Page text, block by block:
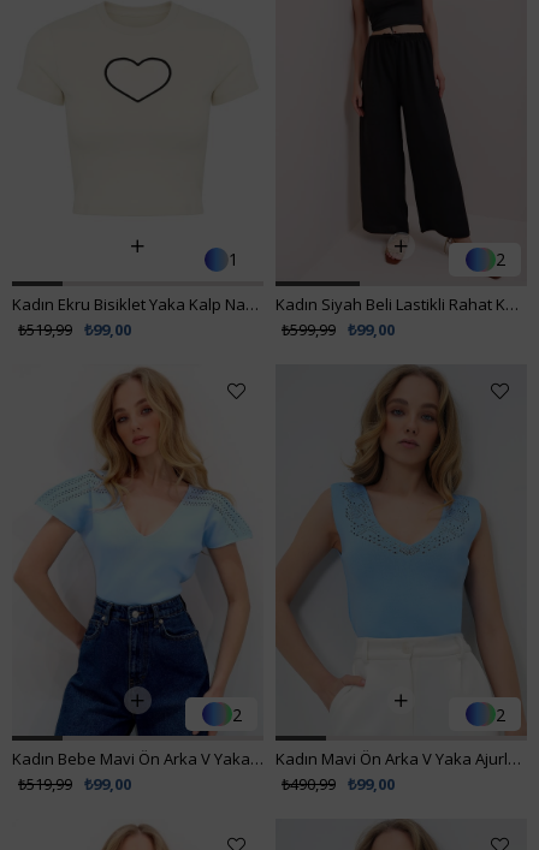
1
Kadın Ekru Bisiklet Yaka Kalp Nakış Yarım Kollu Örme Crop Bluz ALC-X9572-2
₺99,00
₺519,99
2
Kadın Siyah Beli Lastikli Rahat Kesim Aerobin Pantolon ALC-X6625
₺99,00
₺599,99
2
Kadın Bebe Mavi Ön Arka V Yaka Omuzu Ajurlu Triko Bluz ALC-X13381
₺99,00
₺519,99
2
Kadın Mavi Ön Arka V Yaka Ajurlu Yazlık Triko Bluz ALC-X13753
₺99,00
₺490,99